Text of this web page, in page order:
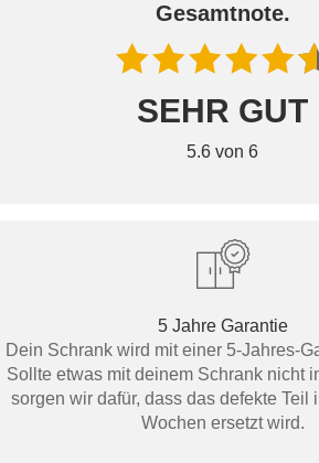
Gesamtnote.
SEHR GUT
5.6 von 6
5 Jahre Garantie
Dein Schrank wird mit einer 5-Jahres-
Sollte etwas mit deinem Schrank nicht
sorgen wir dafür, dass das defekte Teil
Wochen ersetzt wird.